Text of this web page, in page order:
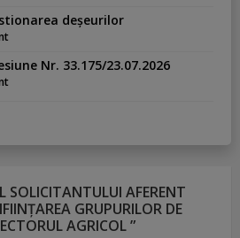
deșeurilor
Nr. 33.175/23.07.2026
SOLICITANTULUI AFERENT
GRUPURILOR DE
AGRICOL ”